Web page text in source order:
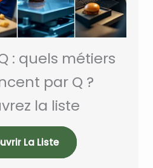
: quels métiers
par Q ?
la liste
La Liste